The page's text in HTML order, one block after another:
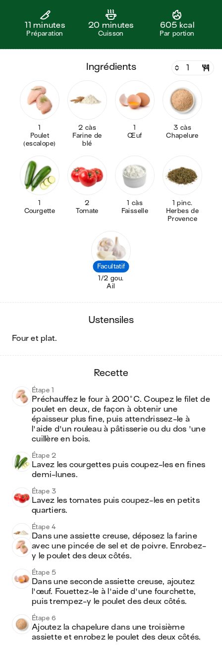
11 minutes
Préparation
20 minutes
Cuisson
605 kcal
Par portion
ingrédients
1
Poulet
(escalope)
2 càs
Farine de
blé
1
Œuf
3 càs
Chapelure
1
Courgette
2
Tomate
1 càs
Faisselle
1 pinc.
Herbes de
Provence
Facultatif
1/2 gou.
Ail
ustensiles
four et plat.
recette
Étape 1
Préchauffez le four à 200°C. Coupez le filet de
poulet en deux, de façon à obtenir une
épaisseur plus fine, puis attendrissez-le à
l'aide d'un rouleau à pâtisserie ou du dos 'une
cuillère en bois.
Étape 2
Lavez les courgettes puis coupez-les en fines
demi-lunes.
Étape 3
Lavez les tomates puis coupez-les en petits
quartiers.
Étape 4
Dans une assiette creuse, déposez la farine
avec une pincée de sel et de poivre. Enrobez-
y le poulet des deux côtés.
Étape 5
Dans une seconde assiette creuse, ajoutez
l'œuf. Fouettez-le à l'aide d'une fourchette,
puis trempez-y le poulet des deux côtés.
Étape 6
Ajoutez la chapelure dans une troisième
assiette et enrobez le poulet des deux côtés.